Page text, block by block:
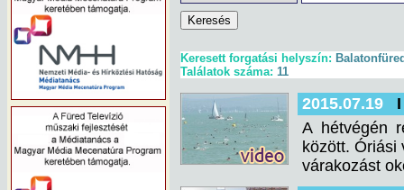
Keresett forgatási helyszín:
Találatok száma: 11
2015.07.19
A hétvégén
között. Óriási
várakozást